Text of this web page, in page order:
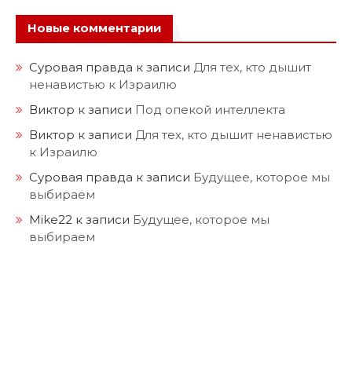
Новые комментарии
Суровая правда к записи Для тех, кто дышит
ненавистью к Израилю
Виктор к записи Под опекой интеллекта
Виктор к записи Для тех, кто дышит ненавистью
к Израилю
Суровая правда к записи Будущее, которое мы
выбираем
Mike22 к записи Будущее, которое мы
выбираем